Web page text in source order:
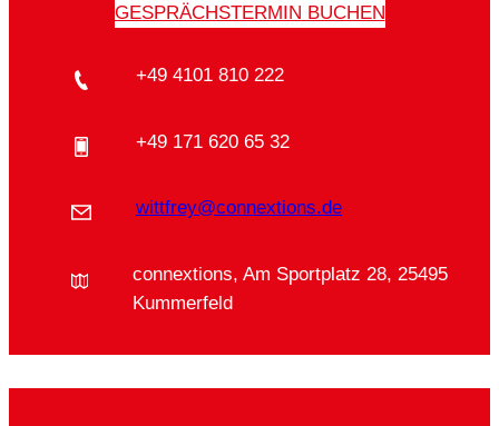
GESPRÄCHSTERMIN BUCHEN
+49 4101 810 222
+49 171 620 65 32
wittfrey@connextions.de
connextions, Am Sportplatz 28, 25495
Kummerfeld